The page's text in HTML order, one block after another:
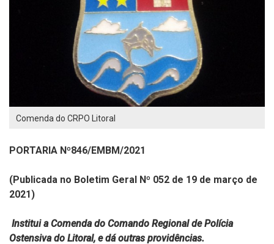
Comenda do CRPO Litoral
PORTARIA Nº846/EMBM/2021
(Publicada no Boletim Geral Nº 052 de 19 de março de
2021)
Institui a Comenda do Comando Regional de Polícia
Ostensiva do Litoral, e dá outras providências.